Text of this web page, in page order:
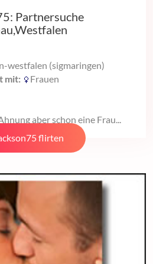
Partnersuche
westfalen (sigmaringen)
mit:
Frauen
aber schon eine Frau...
flirten